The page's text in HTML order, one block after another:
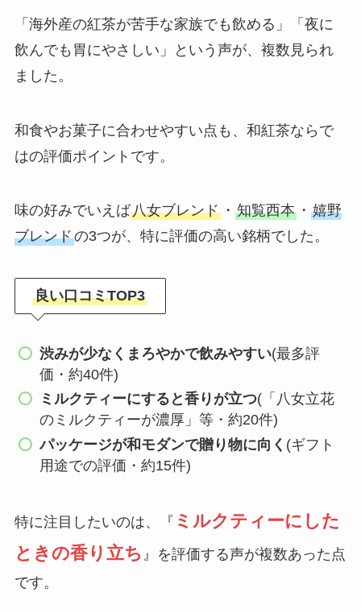
「海外産の紅茶が苦手な家族でも飲める」「夜に
飲んでも胃にやさしい」という声が、複数見られ
ました。
和食やお菓子に合わせやすい点も、和紅茶ならで
はの評価ポイントです。
味の好みでいえば八女ブレンド・ 知覧西本・ 嬉野
ブレンドの3つが、特に評価の高い銘柄でした。
良い口コミTOP3
渋みが少なくまろやかで飲みやすい(最多評
価・約40件)
ミルクティーにすると香りが立つ(「八女立花
のミルクティーが濃厚」等・約20件)
パッケージが和モダンで贈り物に向く (ギフト
用途での評価・約15件)
特に注目したいのは、『 ミルクティーにした
ときの香り立ち 』を評価する声が複数あった点
です。